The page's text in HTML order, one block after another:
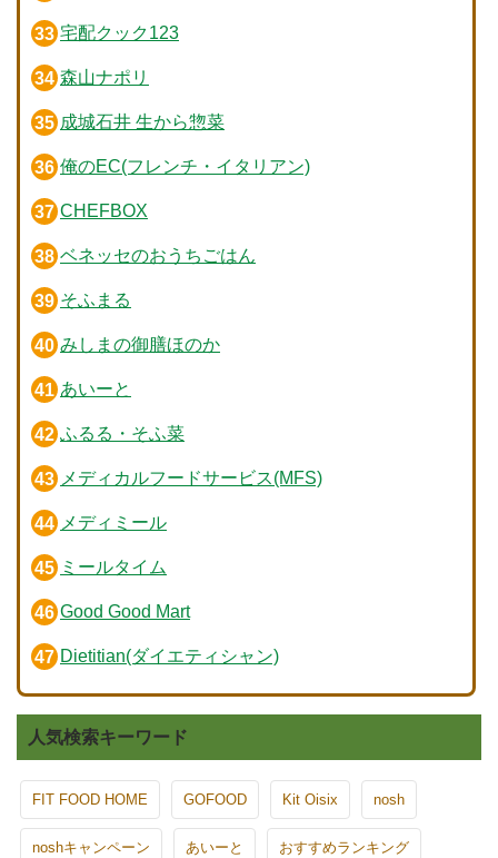
宅配クック123
森山ナポリ
成城石井 生から惣菜
俺のEC(フレンチ・イタリアン)
CHEFBOX
ベネッセのおうちごはん
そふまる
みしまの御膳ほのか
あいーと
ふるる・そふ菜
メディカルフードサービス(MFS)
メディミール
ミールタイム
Good Good Mart
Dietitian(ダイエティシャン)
人気検索キーワード
FIT FOOD HOME GOFOOD Kit Oisix nosh
noshキャンペーン あいーと おすすめランキング